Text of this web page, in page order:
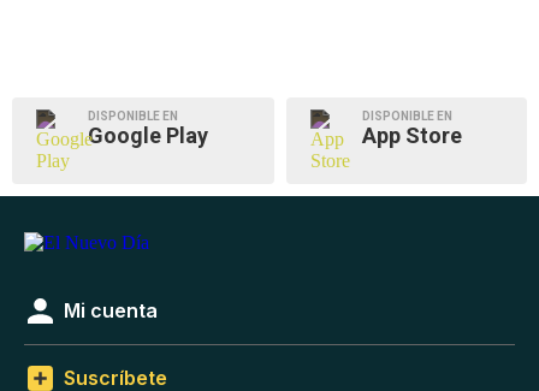
DISPONIBLE EN
Google Play
DISPONIBLE EN
App Store
Mi cuenta
Suscríbete